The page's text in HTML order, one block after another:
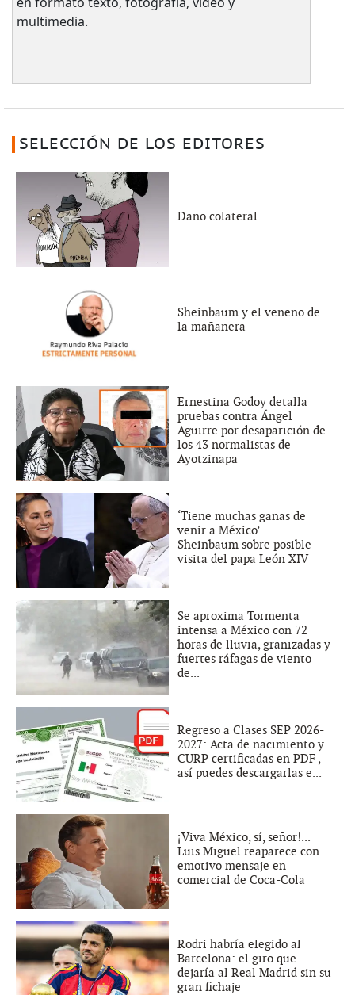
multimedia.
SELECCIÓN DE LOS EDITORES
Daño colateral
Sheinbaum y el veneno de
la mañanera
Ernestina Godoy detalla
pruebas contra Ángel
Aguirre por desaparición de
los 43 normalistas de
Ayotzinapa
‘Tiene muchas ganas de
venir a México’...
Sheinbaum sobre posible
visita del papa León XIV
Se aproxima Tormenta
intensa a México con 72
horas de lluvia, granizadas y
fuertes ráfagas de viento
de...
Regreso a Clases SEP 2026-
2027: Acta de nacimiento y
CURP certificadas en PDF ,
así puedes descargarlas e...
¡Viva México, sí, señor!...
Luis Miguel reaparece con
emotivo mensaje en
comercial de Coca-Cola
Rodri habría elegido al
Barcelona: el giro que
dejaría al Real Madrid sin su
gran fichaje